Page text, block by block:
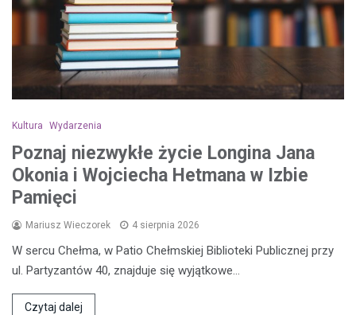
Kultura Wydarzenia
Poznaj niezwykłe życie Longina Jana
Okonia i Wojciecha Hetmana w Izbie
Pamięci
Mariusz Wieczorek 4 sierpnia 2026
W sercu Chełma, w Patio Chełmskiej Biblioteki Publicznej przy
ul. Partyzantów 40, znajduje się wyjątkowe…
Czytaj dalej